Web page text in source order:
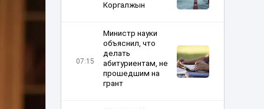
Коргалжын
07:15
Министр науки
объяснил, что
делать
абитуриентам, не
прошедшим на
грант